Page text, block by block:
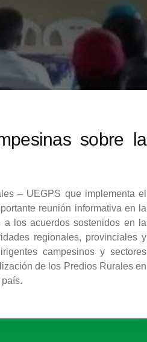
sobre la
– UEGPS que implementa el
reunión informativa en la
los acuerdos sostenidos en la
regionales, provinciales y
campesinos y sectores
de los Predios Rurales en